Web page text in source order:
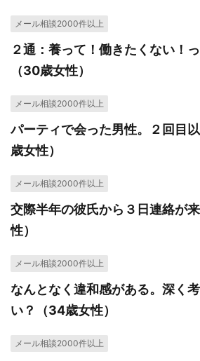
メール相談2000件以上
２通：養って！働きたくない！
（30歳女性）
メール相談2000件以上
パーティで会った男性。２回目
歳女性）
メール相談2000件以上
交際半年の彼氏から３日連絡が
性）
メール相談2000件以上
なんとなく違和感がある。深く
い？（34歳女性）
メール相談2000件以上